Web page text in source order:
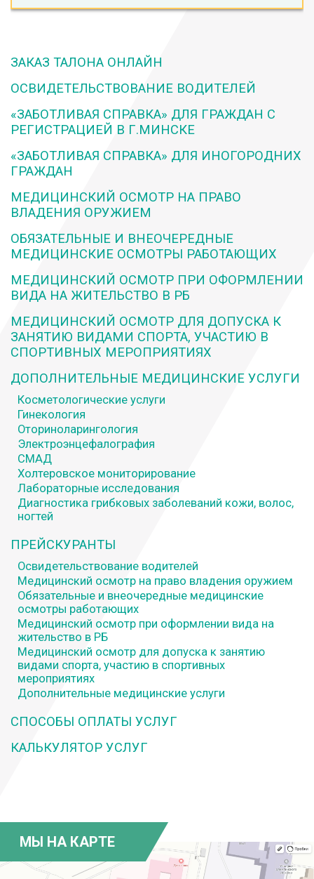
ЗАКАЗ ТАЛОНА ОНЛАЙН
ОСВИДЕТЕЛЬСТВОВАНИЕ ВОДИТЕЛЕЙ
«ЗАБОТЛИВАЯ СПРАВКА» ДЛЯ ГРАЖДАН С
РЕГИСТРАЦИЕЙ В Г.МИНСКЕ
«ЗАБОТЛИВАЯ СПРАВКА» ДЛЯ ИНОГОРОДНИХ
ГРАЖДАН
МЕДИЦИНСКИЙ ОСМОТР НА ПРАВО
ВЛАДЕНИЯ ОРУЖИЕМ
ОБЯЗАТЕЛЬНЫЕ И ВНЕОЧЕРЕДНЫЕ
МЕДИЦИНСКИЕ ОСМОТРЫ РАБОТАЮЩИХ
МЕДИЦИНСКИЙ ОСМОТР ПРИ ОФОРМЛЕНИИ
ВИДА НА ЖИТЕЛЬСТВО В РБ
МЕДИЦИНСКИЙ ОСМОТР ДЛЯ ДОПУСКА К
ЗАНЯТИЮ ВИДАМИ СПОРТА, УЧАСТИЮ В
СПОРТИВНЫХ МЕРОПРИЯТИЯХ
ДОПОЛНИТЕЛЬНЫЕ МЕДИЦИНСКИЕ УСЛУГИ
Косметологические услуги
Гинекология
Оториноларингология
Электроэнцефалография
СМАД
Холтеровское мониторирование
Лабораторные исследования
Диагностика грибковых заболеваний кожи, волос,
ногтей
ПРЕЙСКУРАНТЫ
Освидетельствование водителей
Медицинский осмотр на право владения оружием
Обязательные и внеочередные медицинские
осмотры работающих
Медицинский осмотр при оформлении вида на
жительство в РБ
Медицинский осмотр для допуска к занятию
видами спорта, участию в спортивных
мероприятиях
Дополнительные медицинские услуги
СПОСОБЫ ОПЛАТЫ УСЛУГ
КАЛЬКУЛЯТОР УСЛУГ
МЫ НА КАРТЕ